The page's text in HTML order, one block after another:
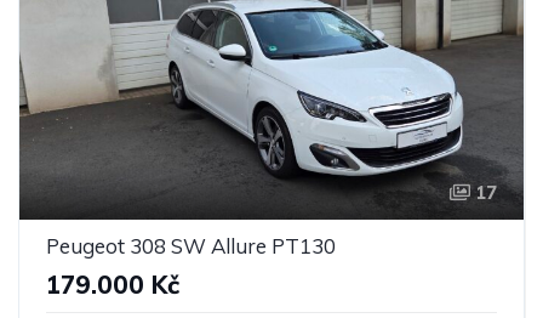
17
Peugeot 308 SW Allure PT130
179.000 Kč